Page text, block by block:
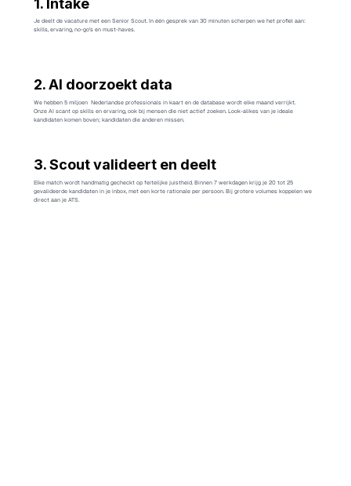
Je deelt de vacature met een Senior Scout. In één gesprek van 30 minuten scherpen we het profiel aan:
skills, ervaring, no-go's en must-haves.
2. AI doorzoekt data
We hebben 5 miljoen Nederlandse professionals in kaart en de database wordt elke maand verrijkt.
Onze AI scant op skills en ervaring, ook bij mensen die niet actief zoeken. Look-alikes van je ideale
kandidaten komen boven; kandidaten die anderen missen.
3. Scout valideert en deelt
Elke match wordt handmatig gecheckt op feitelijke juistheid. Binnen 7 werkdagen krijg je 20 tot 25
gevalideerde kandidaten in je inbox, met een korte rationale per persoon. Bij grotere volumes koppelen we
direct aan je ATS.